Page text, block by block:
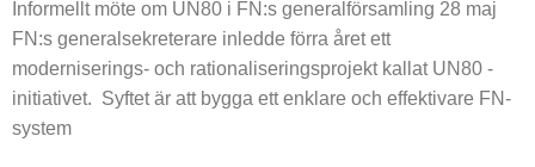
Informellt möte om UN80 i FN:s generalförsamling 28 maj
FN:s generalsekreterare inledde förra året ett
moderniserings- och rationaliseringsprojekt kallat UN80 -
initiativet. Syftet är att bygga ett enklare och effektivare FN-
system